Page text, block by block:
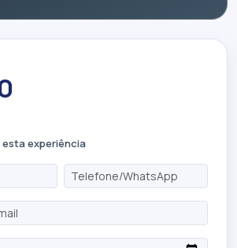
experiência